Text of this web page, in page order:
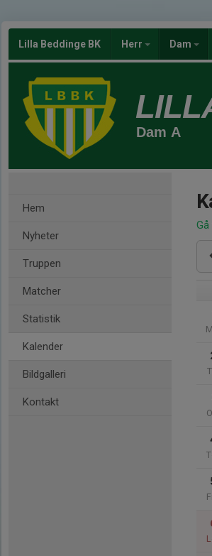
Lilla Beddinge BK Herr Dam
Dam A
Hem
Nyheter
Truppen
Matcher
Statistik
Kalender
Bildgalleri
Kontakt
Gå